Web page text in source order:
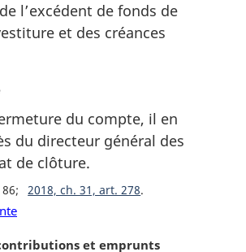
l’excédent de fonds de
et des créances
du compte, il en
du directeur général des
de clôture.
2018, ch. 31, art. 278
et emprunts